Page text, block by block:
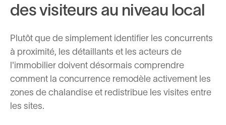
des visiteurs au niveau local
Plutôt que de simplement identifier les concurrents
à proximité, les détaillants et les acteurs de
l'immobilier doivent désormais comprendre
comment la concurrence remodèle activement les
zones de chalandise et redistribue les visites entre
les sites.